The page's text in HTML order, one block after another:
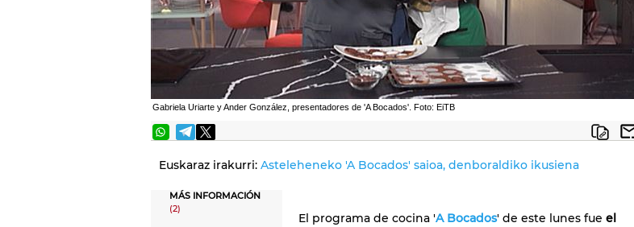
Gabriela Uriarte y Ander González, presentadores de 'A Bocados'. Foto: EiTB
Euskaraz irakurri: Asteleheneko 'A Bocados' saioa, denboraldiko ikusiena
MÁS INFORMACIÓN
(2)
El programa de cocina 'A Bocados' de este lunes fue el